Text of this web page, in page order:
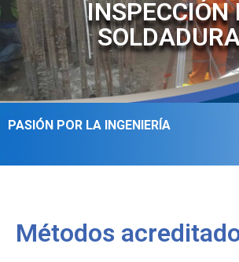
INSPECCIÓN
PASIÓN POR LA INGENIERÍA
Métodos